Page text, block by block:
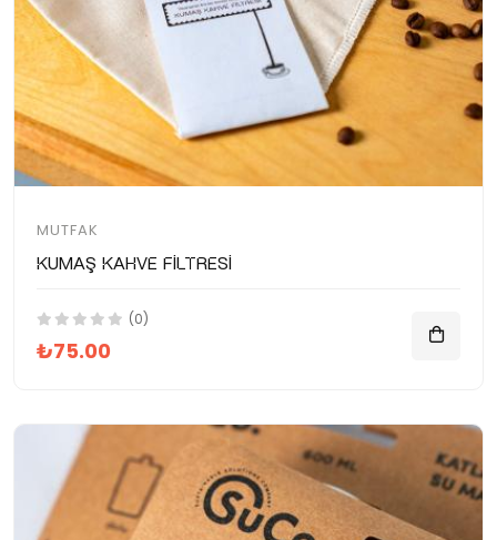
MUTFAK
Kumaş Kahve Filtresi
(0)
₺75.00